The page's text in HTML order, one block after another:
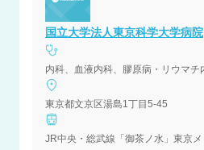
国立大学法人東京科学大学病院
東京都文京区湯島1丁目5-45